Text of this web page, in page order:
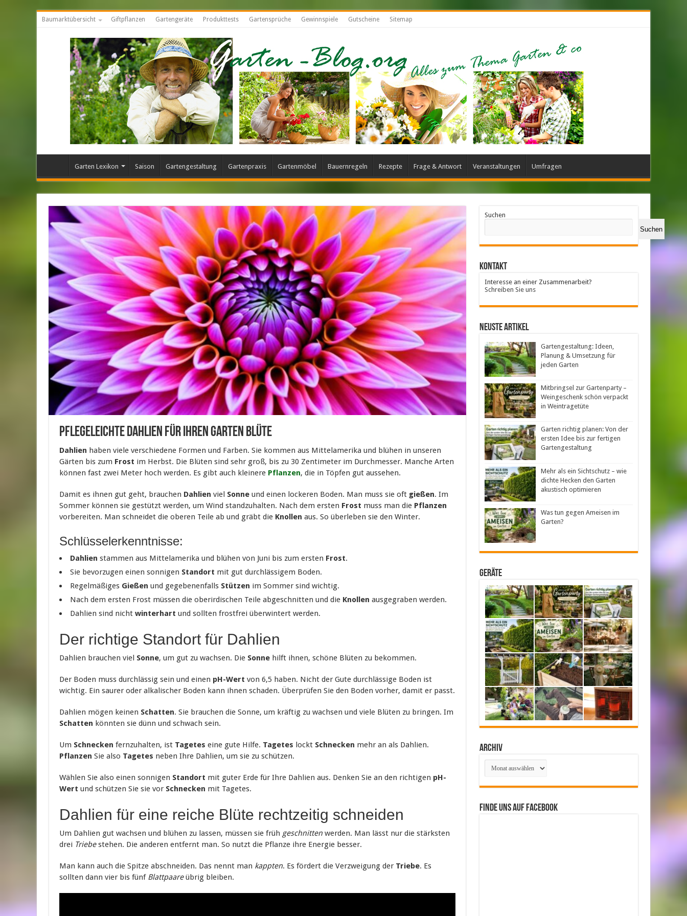
Baumarktübersicht Giftpflanzen Gartengeräte Produkttests Gartensprüche Gewinnspiele Gutscheine Sitemap
Garten Lexikon Saison Gartengestaltung Gartenpraxis Gartenmöbel Bauernregeln Rezepte Frage & Antwort Veranstaltungen Umfragen
Pflegeleichte Dahlien für Ihren Garten Blüte
Dahlien haben viele verschiedene Formen und Farben. Sie kommen aus Mittelamerika und blühen in unseren
Gärten bis zum Frost im Herbst. Die Blüten sind sehr groß, bis zu 30 Zentimeter im Durchmesser. Manche Arten
können fast zwei Meter hoch werden. Es gibt auch kleinere Pflanzen, die in Töpfen gut aussehen.
Damit es ihnen gut geht, brauchen Dahlien viel Sonne und einen lockeren Boden. Man muss sie oft gießen. Im
Sommer können sie gestützt werden, um Wind standzuhalten. Nach dem ersten Frost muss man die Pflanzen
vorbereiten. Man schneidet die oberen Teile ab und gräbt die Knollen aus. So überleben sie den Winter.
Schlüsselerkenntnisse:
Dahlien stammen aus Mittelamerika und blühen von Juni bis zum ersten Frost.
Sie bevorzugen einen sonnigen Standort mit gut durchlässigem Boden.
Regelmäßiges Gießen und gegebenenfalls Stützen im Sommer sind wichtig.
Nach dem ersten Frost müssen die oberirdischen Teile abgeschnitten und die Knollen ausgegraben werden.
Dahlien sind nicht winterhart und sollten frostfrei überwintert werden.
Der richtige Standort für Dahlien
Dahlien brauchen viel Sonne, um gut zu wachsen. Die Sonne hilft ihnen, schöne Blüten zu bekommen.
Der Boden muss durchlässig sein und einen pH-Wert von 6,5 haben. Nicht der Gute durchlässige Boden ist
wichtig. Ein saurer oder alkalischer Boden kann ihnen schaden. Überprüfen Sie den Boden vorher, damit er passt.
Dahlien mögen keinen Schatten. Sie brauchen die Sonne, um kräftig zu wachsen und viele Blüten zu bringen. Im
Schatten könnten sie dünn und schwach sein.
Um Schnecken fernzuhalten, ist Tagetes eine gute Hilfe. Tagetes lockt Schnecken mehr an als Dahlien.
Pflanzen Sie also Tagetes neben Ihre Dahlien, um sie zu schützen.
Wählen Sie also einen sonnigen Standort mit guter Erde für Ihre Dahlien aus. Denken Sie an den richtigen pH-
Wert und schützen Sie sie vor Schnecken mit Tagetes.
Dahlien für eine reiche Blüte rechtzeitig schneiden
Um Dahlien gut wachsen und blühen zu lassen, müssen sie früh geschnitten werden. Man lässt nur die stärksten
drei Triebestehen. Die anderen entfernt man. So nutzt die Pflanze ihre Energie besser.
Man kann auch die Spitze abschneiden. Das nennt man kappten. Es fördert die Verzweigung der Triebe. Es
sollten dann vier bis fünf Blattpaareübrig bleiben.
Suchen
Suchen
Kontakt
Interesse an einer Zusammenarbeit?
Schreiben Sie uns
neuste Artikel
Gartengestaltung: Ideen,
Planung & Umsetzung für
jeden Garten
Mitbringsel zur Gartenparty –
Weingeschenk schön verpackt
in Weintragetüte
Garten richtig planen: Von der
ersten Idee bis zur fertigen
Gartengestaltung
Mehr als ein Sichtschutz – wie
dichte Hecken den Garten
akustisch optimieren
Was tun gegen Ameisen im
Garten?
Geräte
Archiv
Archiv
Finde uns auf Facebook